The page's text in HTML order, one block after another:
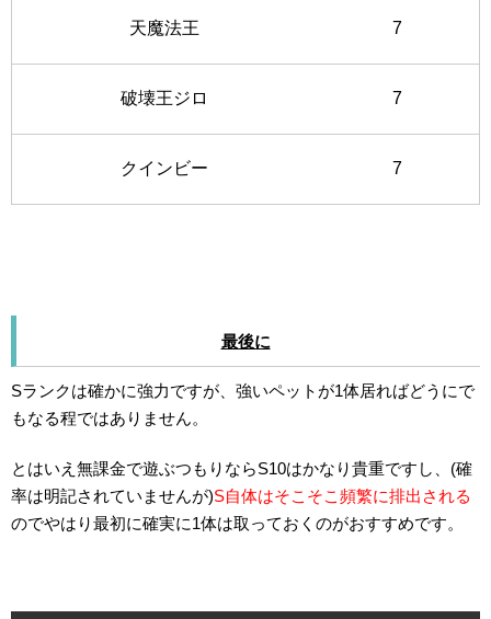
天魔法王 7
破壊王ジロ 7
クインビー 7
最後に
Sランクは確かに強力ですが、強いペットが1体居ればどうにで
もなる程ではありません。
とはいえ無課金で遊ぶつもりならS10はかなり貴重ですし、(確
率は明記されていませんが)S自体はそこそこ頻繁に排出される
のでやはり最初に確実に1体は取っておくのがおすすめです。